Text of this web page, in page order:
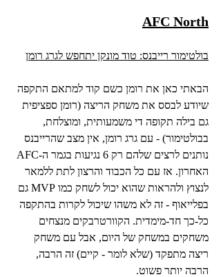
AFC North
בולטימור רייבנס: טוד מונקן יתחפש לגרג רומן
הבאתי כאן את רומן כשם קוד למתאם התקפה
שיודע לבסס את משחק הריצה (רומן ספציפית
גם בילה תקופה די משמעותית, ומוצלחת,
בבולטימור) - עם גרג רומן, אין מצב שהרייבנס
האחרון. אז עם כל הכבוד והרצון לתת ללמאר
לנצוץ ולהראות שהוא יכול לשחק כמו MVP גם
בפלייאוף - זה לא משהו שיכול לקרות בהתקפה
כל-כך חד-מימדית. הקוורטרבקים מנצחים
משחקים במשחק של היום, אבל עם משחק
ריצה מתפקד (שלא לומר - קיים) זה הרבה,
הרבה יותר פשוט.